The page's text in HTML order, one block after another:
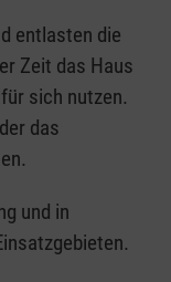
und
die Ihre Hilfe
und
entlasten die
Zeit das Haus
sich nutzen.
das
und in